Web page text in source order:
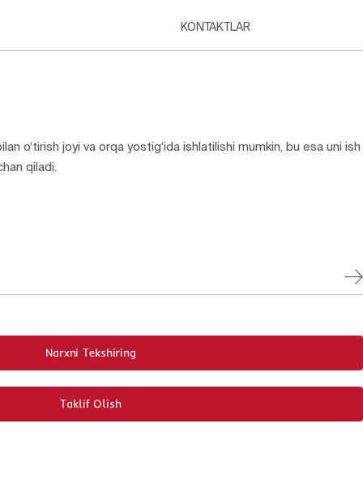
KONTAKTLAR
o‘tirish joyi va orqa yostig‘ida ishlatilishi mumkin, bu esa uni ish
qiladi.
Narxni Tekshiring
Taklif Olish